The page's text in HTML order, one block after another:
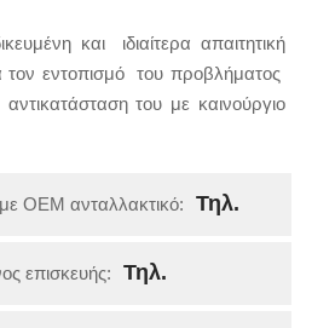
και ιδιαίτερα απαιτητική
τον εντοπισμό του προβλήματος
του με καινούργιο
OEM ανταλλακτικό: Τηλ.
επισκευής: Τηλ.